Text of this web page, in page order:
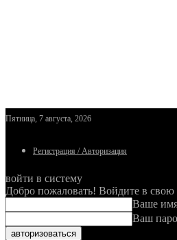
Пятница, 7 августа, 2026
Регистрация / Авторизация
войти в систему
Добро пожаловать! Войдите в свою
Ваше имя
Ваш